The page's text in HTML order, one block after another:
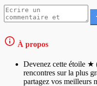
À propos
Devenez cette étoile ★
rencontres sur la plus
partagez vos meilleurs